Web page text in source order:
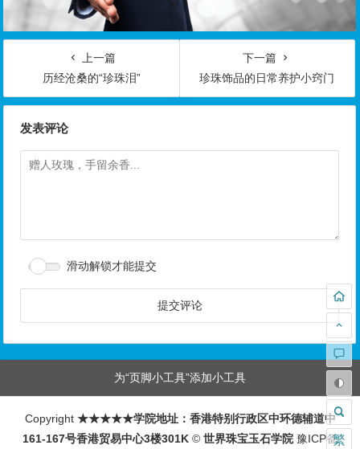
上一篇
历经沧桑的“珍珠泪”
下一篇
珍珠饰品的日常养护小窍门
发表评论
滑动解锁才能提交
为“页脚小工具”添加小工具
Copyright ★★★★★学院地址：香港特别行政区中环德辅道中
161-167号香港贸易中心3楼301K © 世界珠宝玉石学院 豫ICP备繁